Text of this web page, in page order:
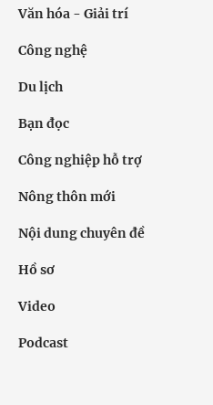
Văn hóa - Giải trí
Công nghệ
Du lịch
Bạn đọc
Công nghiệp hỗ trợ
Nông thôn mới
Nội dung chuyên đề
Hồ sơ
Video
Podcast